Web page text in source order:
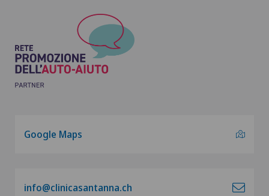
Google Maps
info@clinicasantanna.ch